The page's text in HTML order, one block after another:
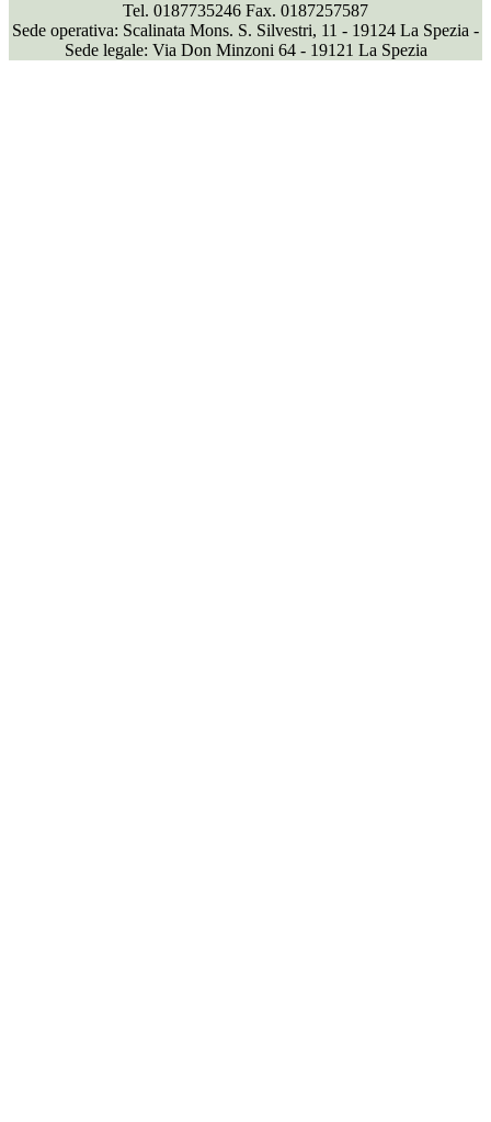
Tel. 0187735246 Fax. 0187257587
Sede operativa: Scalinata Mons. S. Silvestri, 11 - 19124 La Spezia -
Sede legale: Via Don Minzoni 64 - 19121 La Spezia